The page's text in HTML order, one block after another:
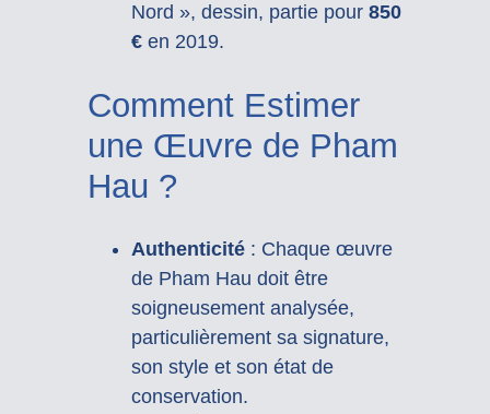
Nord », dessin, partie pour 850
€en 2019.
Comment Estimer
une Œuvre de Pham
Hau ?
Authenticité: Chaque œuvre
de Pham Hau doit être
soigneusement analysée,
particulièrement sa signature,
son style et son état de
conservation.